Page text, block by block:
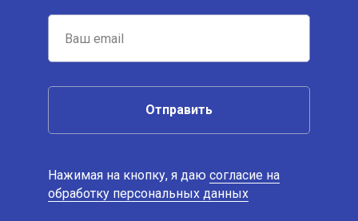
Отправить
Нажимая на кнопку, я даю согласие на
обработку персональных данных